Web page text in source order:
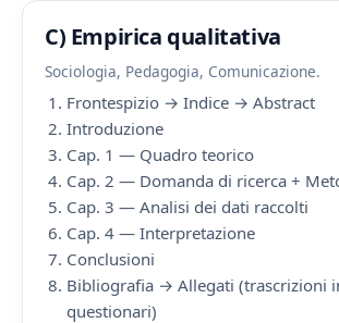
C) Empirica qualitativa
Sociologia, Pedagogia, Comunicazione.
Frontespizio → Indice → Abstract
Introduzione
Cap. 1 — Quadro teorico
Cap. 2 — Domanda di ricerca +
Cap. 3 — Analisi dei dati raccolti
Cap. 4 — Interpretazione
Conclusioni
Bibliografia → Allegati (trascrizioni
questionari)